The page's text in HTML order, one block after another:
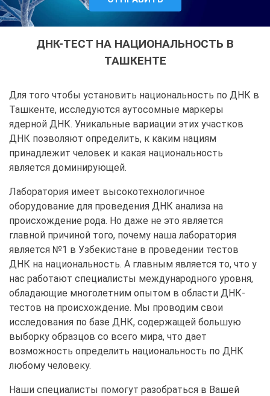
ДНК-ТЕСТ НА НАЦИОНАЛЬНОСТЬ В
ТАШКЕНТЕ
Для того чтобы установить национальность по ДНК в
Ташкенте, исследуются аутосомные маркеры
ядерной ДНК. Уникальные вариации этих участков
ДНК позволяют определить, к каким нациям
принадлежит человек и какая национальность
является доминирующей.
Лаборатория имеет высокотехнологичное
оборудование для проведения ДНК анализа на
происхождение рода. Но даже не это является
главной причиной того, почему наша лаборатория
является №1 в Узбекистане в проведении тестов
ДНК на национальность. А главным является то, что у
нас работают специалисты международного уровня,
обладающие многолетним опытом в области ДНК-
тестов на происхождение. Мы проводим свои
исследования по базе ДНК, содержащей большую
выборку образцов со всего мира, что дает
возможность определить национальность по ДНК
любому человеку.
Наши специалисты помогут разобраться в Вашей